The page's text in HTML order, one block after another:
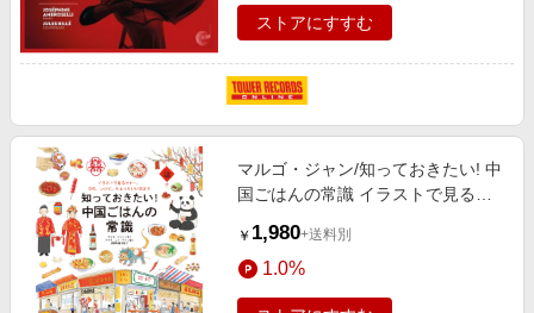
ストアにすすむ
マルゴ・ジャン/知っておきたい! 中
国ごはんの常識 イラストで見るマ
話まで[9784562074235]
￥ 1,980+送料別
1.0%